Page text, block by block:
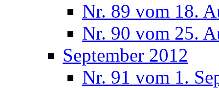
Nr. 89 vom 18.
Nr. 90 vom 25.
September 2012
Nr. 91 vom 1.